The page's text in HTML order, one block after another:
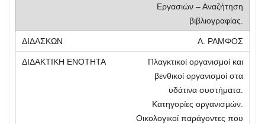
Εργασιών – Αναζήτηση
βιβλιογραφίας.
Α. ΡΑΜΦΟΣ
Πλαγκτικοί οργανισμοί και
βενθικοί οργανισμοί στα
υδάτινα συστήματα.
Κατηγορίες οργανισμών.
Οικολογικοί παράγοντες που